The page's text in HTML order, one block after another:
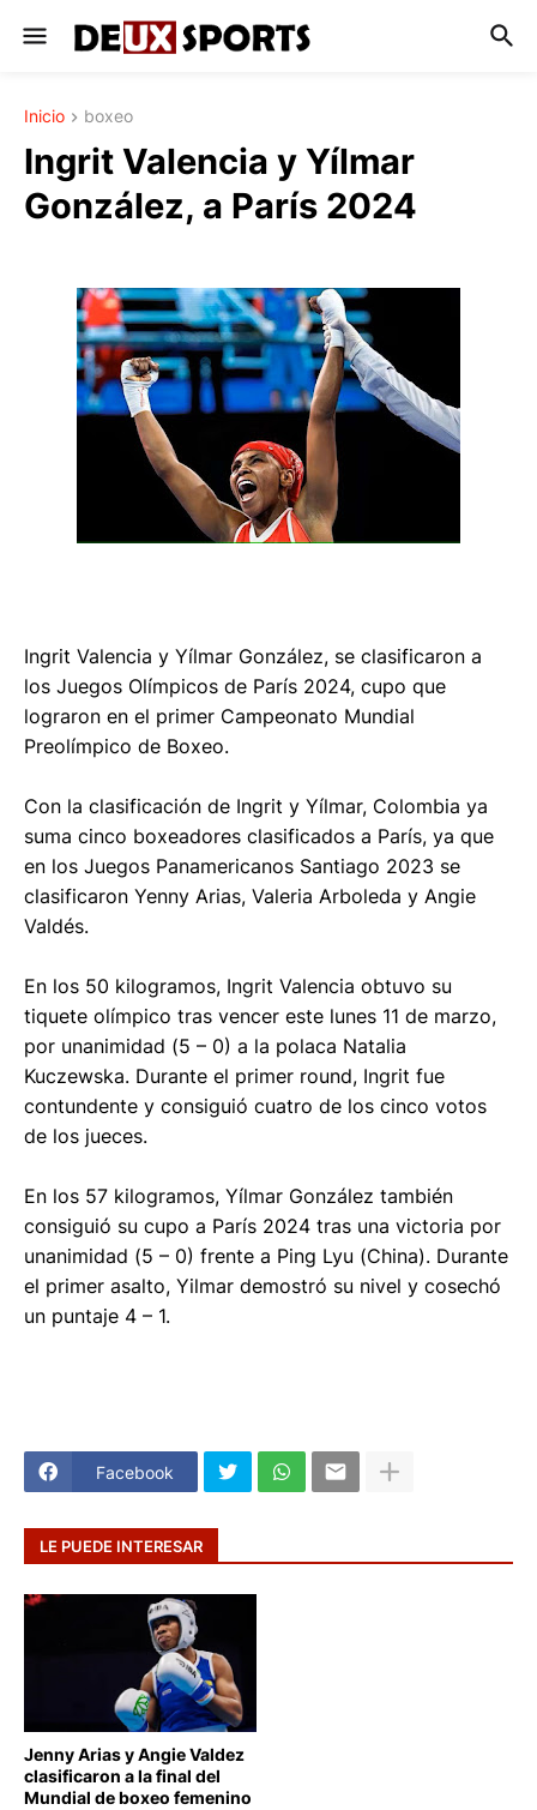
Inicio boxeo
Ingrit Valencia y Yílmar
González, a París 2024
Ingrit Valencia y Yílmar González, se clasificaron a
los Juegos Olímpicos de París 2024, cupo que
lograron en el primer Campeonato Mundial
Preolímpico de Boxeo.
Con la clasificación de Ingrit y Yílmar, Colombia ya
suma cinco boxeadores clasificados a París, ya que
en los Juegos Panamericanos Santiago 2023 se
clasificaron Yenny Arias, Valeria Arboleda y Angie
Valdés.
En los 50 kilogramos, Ingrit Valencia obtuvo su
tiquete olímpico tras vencer este lunes 11 de marzo,
por unanimidad (5 – 0) a la polaca Natalia
Kuczewska. Durante el primer round, Ingrit fue
contundente y consiguió cuatro de los cinco votos
de los jueces.
En los 57 kilogramos, Yílmar González también
consiguió su cupo a París 2024 tras una victoria por
unanimidad (5 – 0) frente a Ping Lyu (China). Durante
el primer asalto, Yilmar demostró su nivel y cosechó
un puntaje 4 – 1.
Facebook
LE PUEDE INTERESAR
Jenny Arias y Angie Valdez
clasificaron a la final del
Mundial de boxeo femenino